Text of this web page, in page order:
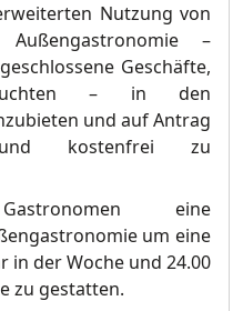
Nutzung von
–
Geschäfte,
– in den
und auf Antrag
und kostenfrei zu
eine
um eine
in der Woche und 24.00
zu gestatten.